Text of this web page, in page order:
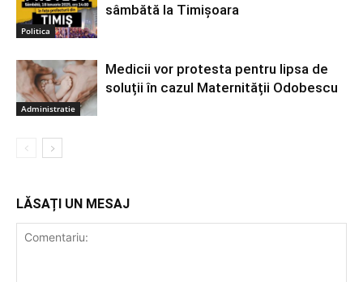
Politica
sâmbătă la Timișoara
Administratie
Medicii vor protesta pentru lipsa de
soluții în cazul Maternității Odobescu
LĂSAȚI UN MESAJ